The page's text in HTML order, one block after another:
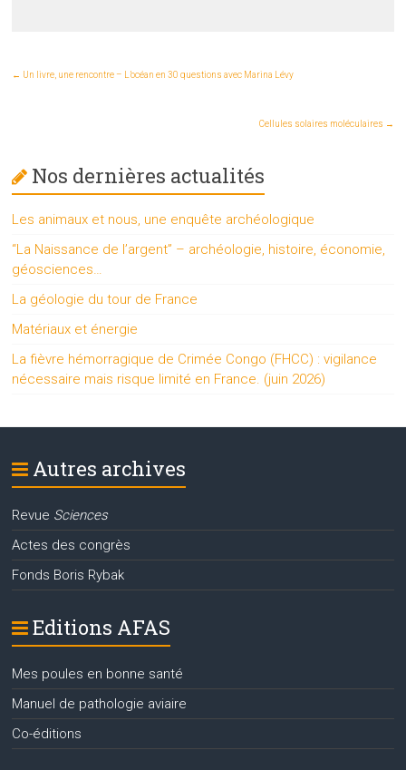
← Un livre, une rencontre – L’océan en 30 questions avec Marina Lévy
Cellules solaires moléculaires →
Nos dernières actualités
Les animaux et nous, une enquête archéologique
“La Naissance de l’argent” – archéologie, histoire, économie,
géosciences…
La géologie du tour de France
Matériaux et énergie
La fièvre hémorragique de Crimée Congo (FHCC) : vigilance
nécessaire mais risque limité en France. (juin 2026)
Autres archives
Revue Sciences
Actes des congrès
Fonds Boris Rybak
Editions AFAS
Mes poules en bonne santé
Manuel de pathologie aviaire
Co-éditions